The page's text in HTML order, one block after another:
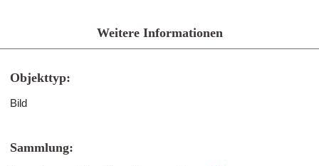
Weitere Informationen
Objekttyp:
Bild
Sammlung: